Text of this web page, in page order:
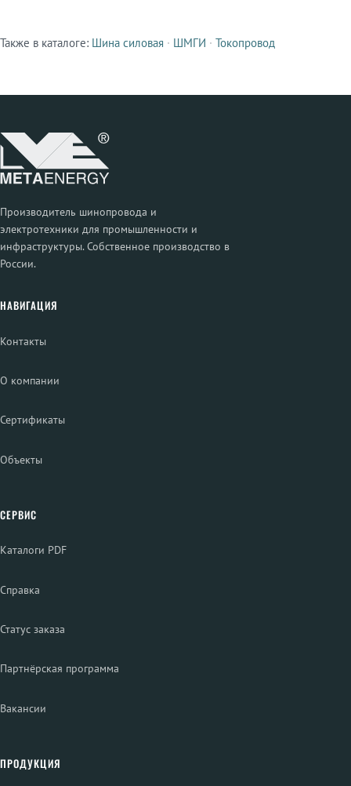
Смежные продукты
Также в каталоге: Шина силовая · ШМГИ · Токопровод
Производитель шинопровода и
электротехники для промышленности и
инфраструктуры. Собственное производство в
России.
НАВИГАЦИЯ
Контакты
О компании
Сертификаты
Объекты
СЕРВИС
Каталоги PDF
Справка
Статус заказа
Партнёрская программа
Вакансии
ПРОДУКЦИЯ